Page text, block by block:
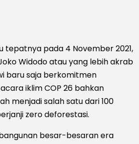
tepatnya pada 4 November 2021,
Widodo atau yang lebih akrab
baru saja berkomitmen
iklim COP 26 bahkan
menjadi salah satu dari 100
zero deforestasi.
besar-besaran era